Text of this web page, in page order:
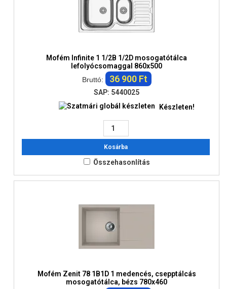
Mofém Infinite 1 1/2B 1/2D mosogatótálca
lefolyócsomaggal 860x500
Bruttó:
36 900 Ft
SAP: 5440025
Készleten!
Kosárba
Összehasonlítás
Mofém Zenit 78 1B1D 1 medencés, csepptálcás
mosogatótálca, bézs 780x460